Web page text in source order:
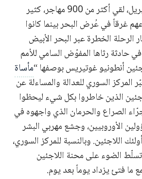
في منتصف نيسان/أبريل، لقي أكثر من 900 مهاجر، كثير
غرقاً في عُرض البحر بينما كانوا
الخطرة عبر البحر الأبيض
حادثة رثاها المفوّض السامي للأمم
أنطونيو غوتيريس بوصفها “مأساة
المركز السوري للعدالة والمساءلة عن
الذين خاطروا بكل شيء ليحظوا
الصراع والحرمان الذي واجهوه في
الأوروبيين، وجشع مهربي البشر
اللاجئين. وبالنسبة للمركز السوري،
تسلّط الضوء على محنة اللاجئين
ما فتئ يزداد يوماً بعد يوم.